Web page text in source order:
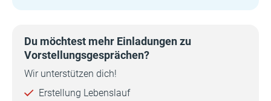
Du möchtest mehr Einladungen zu
Vorstellungsgesprächen?
Wir unterstützen dich!
Erstellung Lebenslauf